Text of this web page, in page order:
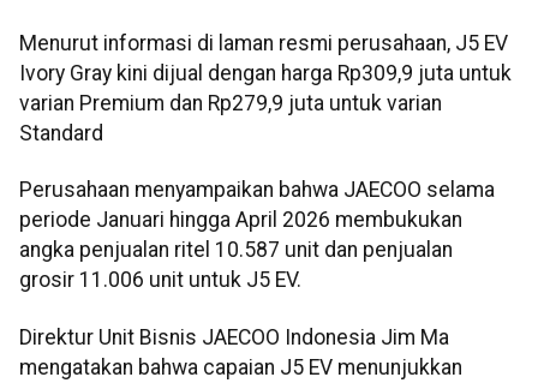
Menurut informasi di laman resmi perusahaan, J5 EV
Ivory Gray kini dijual dengan harga Rp309,9 juta untuk
varian Premium dan Rp279,9 juta untuk varian
Standard
Perusahaan menyampaikan bahwa JAECOO selama
periode Januari hingga April 2026 membukukan
angka penjualan ritel 10.587 unit dan penjualan
grosir 11.006 unit untuk J5 EV.
Direktur Unit Bisnis JAECOO Indonesia Jim Ma
mengatakan bahwa capaian J5 EV menunjukkan